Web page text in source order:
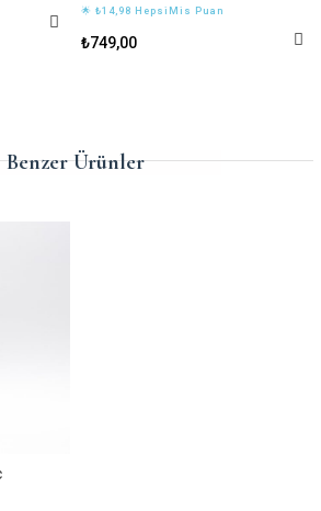
🌟 ₺14,98 HepsiMis Puan
₺749,00
Benzer Ürünler